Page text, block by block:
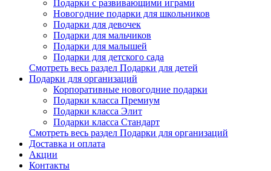
Подарки с развивающими играми
Новогодние подарки для школьников
Подарки для девочек
Подарки для мальчиков
Подарки для малышей
Подарки для детского сада
Смотреть весь раздел Подарки для детей
Подарки для организаций
Корпоративные новогодние подарки
Подарки класса Премиум
Подарки класса Элит
Подарки класса Стандарт
Смотреть весь раздел Подарки для организаций
Доставка и оплата
Акции
Контакты